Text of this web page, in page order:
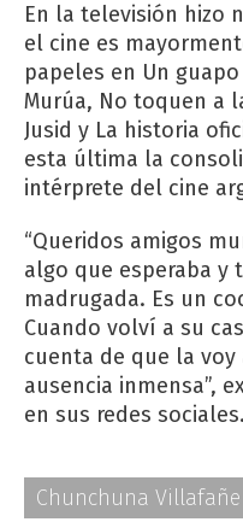
En la televisión hizo
el cine es
papeles en Un
Murúa, No toquen a
Jusid y La historia
esta última la
intérprete del cine
“Queridos amigos
algo que esperaba y
madrugada. Es un
Cuando volví a su
cuenta de que la
ausencia inmensa”,
en sus redes sociales.
Chunchuna Villafañe